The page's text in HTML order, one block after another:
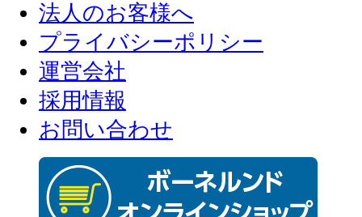
法人のお客様へ
プライバシーポリシー
運営会社
採用情報
お問い合わせ